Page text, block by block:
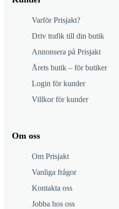
Varför Prisjakt?
Driv trafik till din butik
Annonsera på Prisjakt
Årets butik – för butiker
Login för kunder
Villkor för kunder
Om oss
Om Prisjakt
Vanliga frågor
Kontakta oss
Jobba hos oss